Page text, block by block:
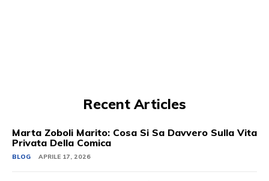
Recent Articles
Marta Zoboli Marito: Cosa Si Sa Davvero Sulla Vita
Privata Della Comica
BLOG APRILE 17, 2026